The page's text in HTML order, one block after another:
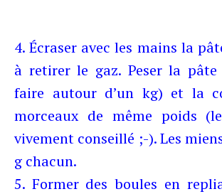
4. Écraser avec les mains la
à retirer le gaz. Peser la
faire autour d’un kg) et la
morceaux de même poids
vivement conseillé ;-). Les
g chacun.
5. Former des boules en